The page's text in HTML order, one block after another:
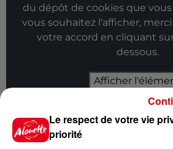
du dépôt de cookies que vous
vous souhaitez l'afficher,
votre accord en cliquant
dessous.
Afficher
Le respect de votre vie
priorité